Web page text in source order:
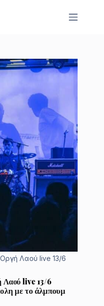
Λαού live 13/6
Λαού live 13/6
με το άλμπουμ